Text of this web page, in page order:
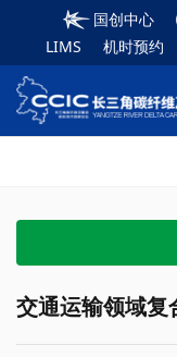
国创中心
机时预约
LIMS
交通运输领域复